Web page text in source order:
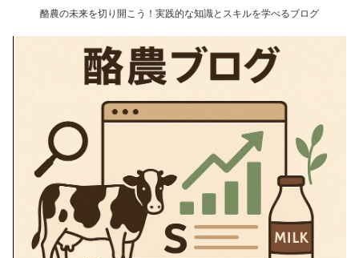
酪農の未来を切り開こう！実践的な知識とスキルを学べるブログ